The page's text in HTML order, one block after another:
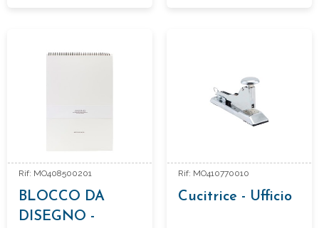
Rif: MO408500201
BLOCCO DA
DISEGNO -
Rif: MO410770010
Cucitrice - Ufficio